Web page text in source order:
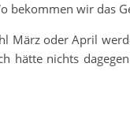
bekommen wir das
März oder April
hätte nichts